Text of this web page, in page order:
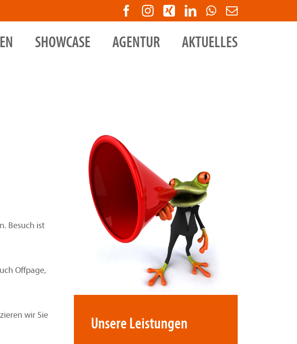
Facebook
Instagram
XingLinkedInWhatsApp
E-
Mail
SHOWCASE AGENTUR AKTUELLES
Besuch ist
Offpage,
wir Sie
Unsere Leistungen